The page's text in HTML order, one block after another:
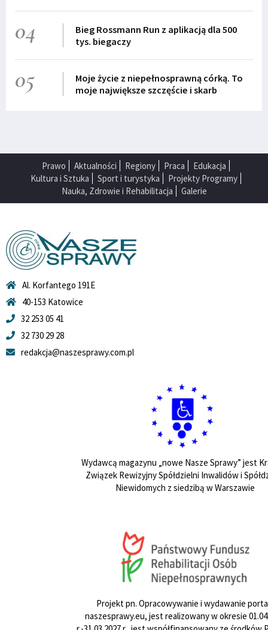
04
Bieg Rossmann Run z aplikacją dla 500
tys. biegaczy
05
Moje życie z niepełnosprawną córką. To
moje największe szczęście i skarb
Prawo Aktualności Regiony Praca
Edukacja
Kultura i Sztuka
Sport i turystyka
Projekty Programy
Nauka, Zdrowie i Rehabilitacja
Galerie
Al. Korfantego 191E
40-153 Katowice
32 253 05 41
32 730 29 28
redakcja@naszesprawy.com.pl
Wydawcą magazynu „nowe Nasze Sprawy” jest
Związek Rewizyjny Spółdzielni Inwalidów i
Niewidomych z siedzibą w Warszawie
Projekt pn. Opracowywanie i wydawanie
naszesprawy.eu, jest realizowany w okresie